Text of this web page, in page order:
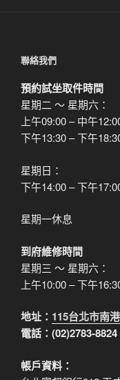
聯絡我們
預約試坐取件時間
星期二 ～ 星期六：
上午09:00 – 中午
下午13:30 – 下午
星期日：
下午14:00 – 下午
星期一休息
到府維修時間
星期三 ～ 星期六：
上午10:00 – 下午
地址： 115台北市南
電話：(02)2783-8824
帳戶資料：